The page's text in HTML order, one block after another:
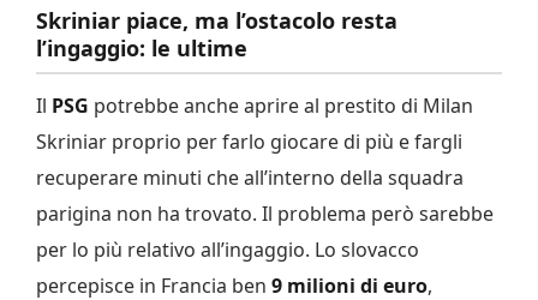
Skriniar piace, ma l’ostacolo resta
l’ingaggio: le ultime
Il PSG potrebbe anche aprire al prestito di Milan
Skriniar proprio per farlo giocare di più e fargli
recuperare minuti che all’interno della squadra
parigina non ha trovato. Il problema però sarebbe
per lo più relativo all’ingaggio. Lo slovacco
percepisce in Francia ben 9 milioni di euro,